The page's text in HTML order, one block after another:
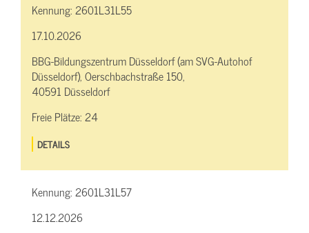
Kennung:2601L31L55
17.10.2026
BBG-Bildungszentrum Düsseldorf (am SVG-Autohof
Düsseldorf), Oerschbachstraße 150,
40591 Düsseldorf
Freie Plätze:24
DETAILS
Kennung:2601L31L57
12.12.2026